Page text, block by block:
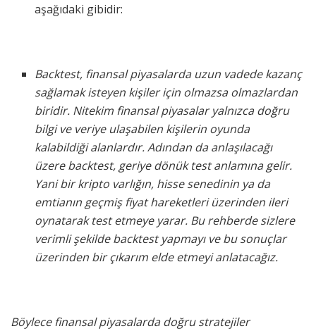
aşağıdaki gibidir:
Backtest, finansal piyasalarda uzun vadede kazanç
sağlamak isteyen kişiler için olmazsa olmazlardan
biridir. Nitekim finansal piyasalar yalnızca doğru
bilgi ve veriye ulaşabilen kişilerin oyunda
kalabildiği alanlardır. Adından da anlaşılacağı
üzere backtest, geriye dönük test anlamına gelir.
Yani bir kripto varlığın, hisse senedinin ya da
emtianın geçmiş fiyat hareketleri üzerinden ileri
oynatarak test etmeye yarar. Bu rehberde sizlere
verimli şekilde backtest yapmayı ve bu sonuçlar
üzerinden bir çıkarım elde etmeyi anlatacağız.
Böylece finansal piyasalarda doğru stratejiler